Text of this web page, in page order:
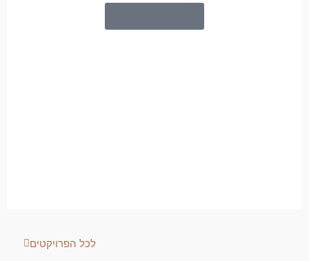
לכל הפרויקטים